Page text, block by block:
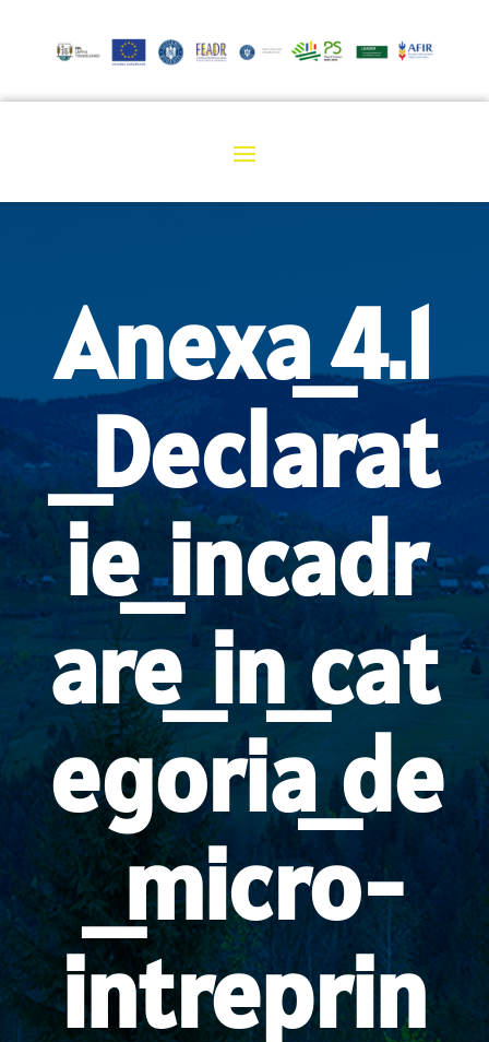
Anexa_4.1
_Declarat
ie_incadr
are_in_cat
egoria_de
_micro-
intreprin